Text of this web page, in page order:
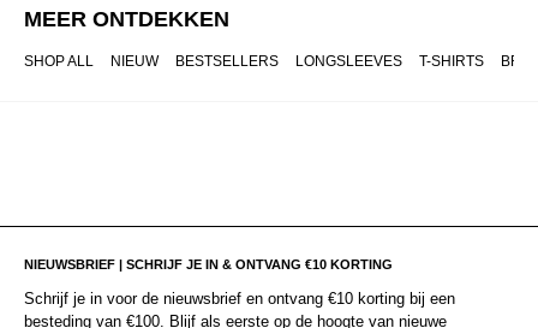
MEER ONTDEKKEN
SHOP ALL NIEUW BESTSELLERS LONGSLEEVES T-SHIRTS
NIEUWSBRIEF | SCHRIJF JE IN & ONTVANG €10 KORTING
Schrijf je in voor de nieuwsbrief en ontvang €10 korting bij een
besteding van €100. Blijf als eerste op de hoogte van nieuwe